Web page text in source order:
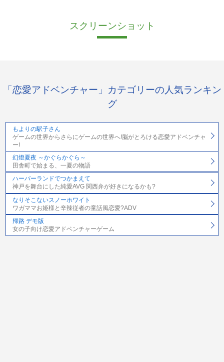
スクリーンショット
「恋愛アドベンチャー」カテゴリーの人気ランキン
グ
もよりの駅子さん
ゲームの世界からさらにゲームの世界へ!脳がとろける恋愛アドベンチャ
ー!
幻燈夏夜 ～かぐらかぐら～
田舎町で始まる、一夏の物語
ハーバーランドでつかまえて
神戸を舞台にした純愛AVG 関西弁が好きになるかも?
なりそこないスノーホワイト
ワガママお姫様と辛辣従者の童話風恋愛?ADV
帰路 デモ版
女の子向け恋愛アドベンチャーゲーム